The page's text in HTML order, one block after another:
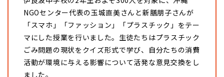
NGOセンター代表の玉城直美さんと新膳朋子さんが
「スマホ」「ファッション」「プラスチック」をテー
マにした授業を行いました。生徒たちはプラスチック
ごみ問題の現状をクイズ形式で学び、自分たちの消費
活動が環境に与える影響について活発な意見交換をし
ました。